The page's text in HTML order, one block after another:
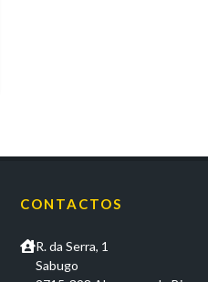
CONTACTOS
R. da Serra, 1
Sabugo